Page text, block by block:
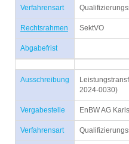
Verfahrensart
Rechtsrahmen SektVO
Abgabefrist
Ausschreibung
2024-0030)
Vergabestelle EnBW AG
Verfahrensart